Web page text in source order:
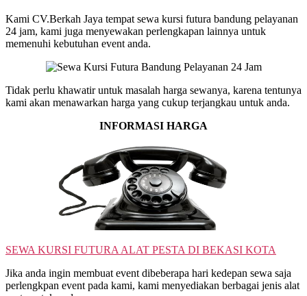
Jam
Kami CV.Berkah Jaya tempat sewa kursi futura bandung pelayanan
24 jam, kami juga menyewakan perlengkapan lainnya untuk
memenuhi kebutuhan event anda.
Tidak perlu khawatir untuk masalah harga sewanya, karena tentunya
kami akan menawarkan harga yang cukup terjangkau untuk anda.
INFORMASI HARGA
SEWA KURSI FUTURA ALAT PESTA DI BEKASI KOTA
Jika anda ingin membuat event dibeberapa hari kedepan sewa saja
perlengkpan event pada kami, kami menyediakan berbagai jenis alat